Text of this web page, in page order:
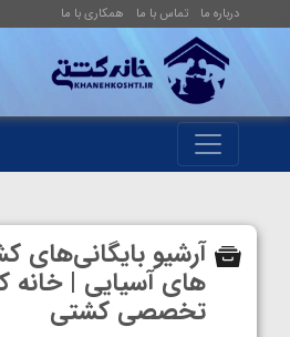
درباره ما تماس با ما همکاری با ما
آرشیو بایگانی‌های
های آسیایی | خانه
تخصصی کشتی